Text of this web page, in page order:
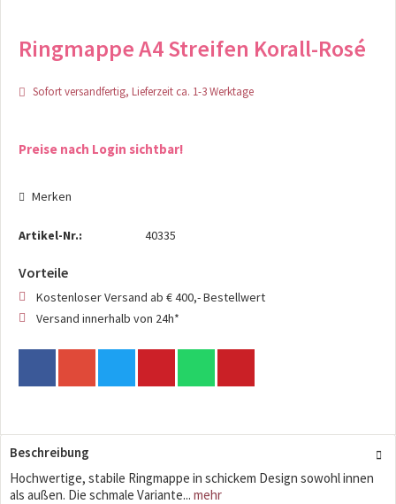
Ringmappe A4 Streifen Korall-Rosé
Sofort versandfertig, Lieferzeit ca. 1-3 Werktage
Preise nach Login sichtbar!
Merken
Artikel-Nr.: 40335
Vorteile
Kostenloser Versand ab € 400,- Bestellwert
Versand innerhalb von 24h*
Beschreibung
Hochwertige, stabile Ringmappe in schickem Design sowohl innen
als außen. Die schmale Variante... mehr